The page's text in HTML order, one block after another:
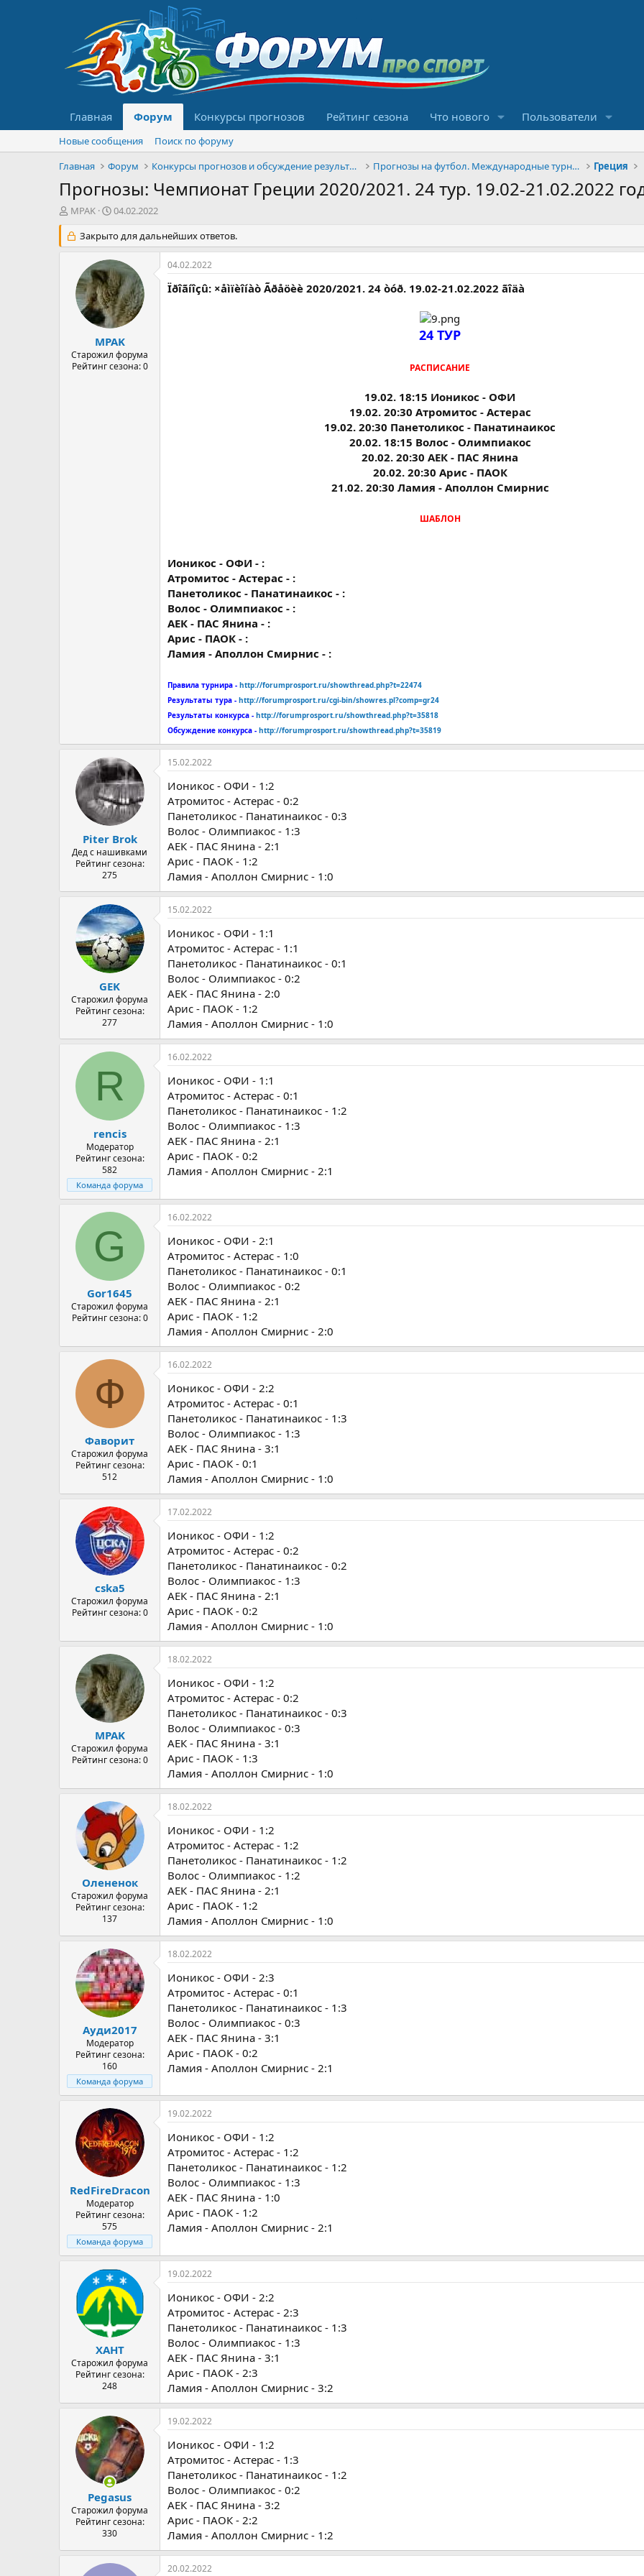
Главная Форум Конкурсы прогнозов Рейтинг сезона Что нового Пользователи
Новые сообщения
Поиск по форуму
Главная
Форум Конкурсы прогнозов и обсуждение результатов Прогнозы на футбол. Международные турниры Греция
Прогнозы: Чемпионат Греции 2020/2021. 24 тур. 19.02-21.02.2022
А
т
о
м
MPAK
Д
т
а
н
а
ч
а
л
а
04.02.2022
Закрыто для дальнейших ответов.
MPAK
Старожил форума
Рейтинг сезона: 0
04.02.2022
Ïðîãíîçû: ×åìïèîíàò Ãðåöèè 2020/2021. 24 òóð. 19.02-21.02.2022 ãîäà
24 ТУР
РАСПИСАНИЕ
19.02. 18:15 Ионикос - ОФИ
19.02. 20:30 Атромитос - Астерас
19.02. 20:30 Панетоликос - Панатинаикос
20.02. 18:15 Волос - Олимпиакос
20.02. 20:30 АЕК - ПАС Янина
20.02. 20:30 Арис - ПАОК
21.02. 20:30 Ламия - Аполлон Смирнис
ШАБЛОН
Ионикос - ОФИ - :
Атромитос - Астерас - :
Панетоликос - Панатинаикос - :
Волос - Олимпиакос - :
АЕК - ПАС Янина - :
Арис - ПАОК - :
Ламия - Аполлон Смирнис - :
Правила турнира - http://forumprosport.ru/showthread.php?t=22474
Результаты тура - http://forumprosport.ru/cgi-bin/showres.pl?comp=gr24
Результаты конкурса - http://forumprosport.ru/showthread.php?t=35818
Обсуждение конкурса - http://forumprosport.ru/showthread.php?t=35819
Piter Brok
Дед с нашивками
Рейтинг сезона:
275
15.02.2022
Ионикос - ОФИ - 1:2
Атромитос - Астерас - 0:2
Панетоликос - Панатинаикос - 0:3
Волос - Олимпиакос - 1:3
АЕК - ПАС Янина - 2:1
Арис - ПАОК - 1:2
Ламия - Аполлон Смирнис - 1:0
GEK
Старожил форума
Рейтинг сезона:
277
15.02.2022
Ионикос - ОФИ - 1:1
Атромитос - Астерас - 1:1
Панетоликос - Панатинаикос - 0:1
Волос - Олимпиакос - 0:2
АЕК - ПАС Янина - 2:0
Арис - ПАОК - 1:2
Ламия - Аполлон Смирнис - 1:0
R
rencis
Модератор
Рейтинг сезона:
582
Команда форума
16.02.2022
Ионикос - ОФИ - 1:1
Атромитос - Астерас - 0:1
Панетоликос - Панатинаикос - 1:2
Волос - Олимпиакос - 1:3
АЕК - ПАС Янина - 2:1
Арис - ПАОК - 0:2
Ламия - Аполлон Смирнис - 2:1
G
Gor1645
Старожил форума
Рейтинг сезона: 0
16.02.2022
Ионикос - ОФИ - 2:1
Атромитос - Астерас - 1:0
Панетоликос - Панатинаикос - 0:1
Волос - Олимпиакос - 0:2
АЕК - ПАС Янина - 2:1
Арис - ПАОК - 1:2
Ламия - Аполлон Смирнис - 2:0
Ф
Фаворит
Старожил форума
Рейтинг сезона:
512
16.02.2022
Ионикос - ОФИ - 2:2
Атромитос - Астерас - 0:1
Панетоликос - Панатинаикос - 1:3
Волос - Олимпиакос - 1:3
АЕК - ПАС Янина - 3:1
Арис - ПАОК - 0:1
Ламия - Аполлон Смирнис - 1:0
cska5
Старожил форума
Рейтинг сезона: 0
17.02.2022
Ионикос - ОФИ - 1:2
Атромитос - Астерас - 0:2
Панетоликос - Панатинаикос - 0:2
Волос - Олимпиакос - 1:3
АЕК - ПАС Янина - 2:1
Арис - ПАОК - 0:2
Ламия - Аполлон Смирнис - 1:0
MPAK
Старожил форума
Рейтинг сезона: 0
18.02.2022
Ионикос - ОФИ - 1:2
Атромитос - Астерас - 0:2
Панетоликос - Панатинаикос - 0:3
Волос - Олимпиакос - 0:3
АЕК - ПАС Янина - 3:1
Арис - ПАОК - 1:3
Ламия - Аполлон Смирнис - 1:0
Олененок
Старожил форума
Рейтинг сезона:
137
18.02.2022
Ионикос - ОФИ - 1:2
Атромитос - Астерас - 1:2
Панетоликос - Панатинаикос - 1:2
Волос - Олимпиакос - 1:2
АЕК - ПАС Янина - 2:1
Арис - ПАОК - 1:2
Ламия - Аполлон Смирнис - 1:0
Ауди2017
Модератор
Рейтинг сезона:
160
Команда форума
18.02.2022
Ионикос - ОФИ - 2:3
Атромитос - Астерас - 0:1
Панетоликос - Панатинаикос - 1:3
Волос - Олимпиакос - 0:3
АЕК - ПАС Янина - 3:1
Арис - ПАОК - 0:2
Ламия - Аполлон Смирнис - 2:1
RedFireDracon
Модератор
Рейтинг сезона:
575
Команда форума
19.02.2022
Ионикос - ОФИ - 1:2
Атромитос - Астерас - 1:2
Панетоликос - Панатинаикос - 1:2
Волос - Олимпиакос - 1:3
АЕК - ПАС Янина - 1:0
Арис - ПАОК - 1:2
Ламия - Аполлон Смирнис - 2:1
ХАНТ
Старожил форума
Рейтинг сезона:
248
19.02.2022
Ионикос - ОФИ - 2:2
Атромитос - Астерас - 2:3
Панетоликос - Панатинаикос - 1:3
Волос - Олимпиакос - 1:3
АЕК - ПАС Янина - 3:1
Арис - ПАОК - 2:3
Ламия - Аполлон Смирнис - 3:2
Pegasus
Старожил форума
Рейтинг сезона:
330
19.02.2022
Ионикос - ОФИ - 1:2
Атромитос - Астерас - 1:3
Панетоликос - Панатинаикос - 1:2
Волос - Олимпиакос - 0:2
АЕК - ПАС Янина - 3:2
Арис - ПАОК - 2:2
Ламия - Аполлон Смирнис - 1:2
20.02.2022